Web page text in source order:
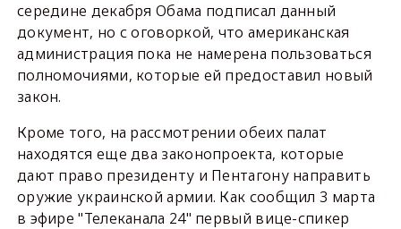
середине декабря Обама подписал данный
документ, но с оговоркой, что американская
администрация пока не намерена пользоваться
полномочиями, которые ей предоставил новый
закон.
Кроме того, на рассмотрении обеих палат
находятся еще два законопроекта, которые
дают право президенту и Пентагону направить
оружие украинской армии. Как сообщил 3 марта
в эфире "Телеканала 24" первый вице-спикер